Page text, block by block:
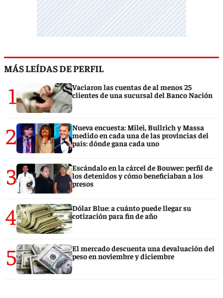
MÁS LEÍDAS DE PERFIL
1
Vaciaron las cuentas de al menos 25
clientes de una sucursal del Banco Nación
2
Nueva encuesta: Milei, Bullrich y Massa
medido en cada una de las provincias del
país: dónde gana cada uno
3
Escándalo en la cárcel de Bouwer: perfil de
los detenidos y cómo beneficiaban a los
presos
4
Dólar Blue: a cuánto puede llegar su
cotización para fin de año
5
El mercado descuenta una devaluación del
peso en noviembre y diciembre